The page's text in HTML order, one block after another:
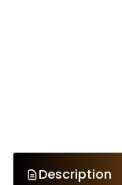
Description